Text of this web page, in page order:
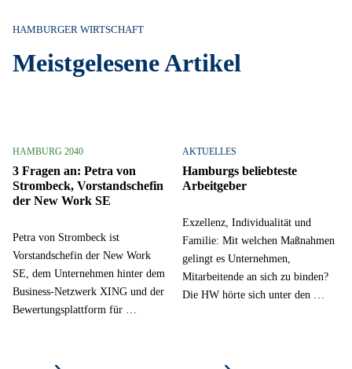
HAMBURGER WIRTSCHAFT
Meistgelesene Artikel
HAMBURG 2040
3 Fragen an: Petra von
Strombeck, Vorstandschefin
der New Work SE
Petra von Strombeck ist
Vorstandschefin der New Work
SE, dem Unternehmen hinter dem
Business-Netzwerk XING und der
Bewertungsplattform für …
AKTUELLES
Hamburgs beliebteste
Arbeitgeber
Exzellenz, Individualität und
Familie: Mit welchen Maßnahmen
gelingt es Unternehmen,
Mitarbeitende an sich zu binden?
Die HW hörte sich unter den …